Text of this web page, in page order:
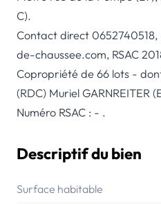
C).
Contact direct
de-chaussee.com, RSAC
Copropriété de 66 lots -
(RDC) Muriel GARNREITER
Numéro RSAC : - .
Descriptif du bien
Surface habitable